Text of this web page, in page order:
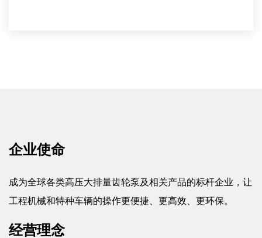
企业使命
成为全球各类高压大排量齿轮泵及相关产品的标杆企业，让
工程机械和特种车辆的操作更便捷、更高效、更环保。
经营理念